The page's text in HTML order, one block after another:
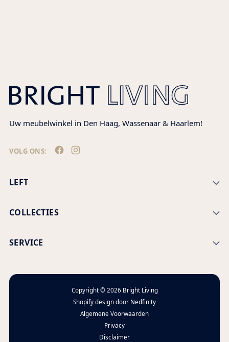
Uw meubelwinkel in Den Haag, Wassenaar & Haarlem!
VOLG ONS:
LEFT
COLLECTIES
SERVICE
Copyright © 2026 Bright Living
Shopify design door Nedfinity
Algemene Voorwaarden
Privacy
Disclaimer